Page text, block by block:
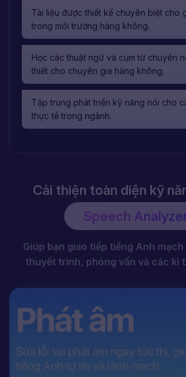
Tài liệu được thiết kế chuyên biệt cho
trong môi trường hàng không.
Học các thuật ngữ và cụm từ chuyên
thiết cho chuyên gia hàng không.
Tập trung phát triển kỹ năng nói cho
thực tế trong ngành.
Tài liệu bám sát cấu trúc và dạng câu
quốc tịch Mỹ.
Nắm vững các chủ đề quan trọng như
pháp và hệ thống chính phủ Hoa Kỳ.
Luyện tập toàn diện để trả lời trôi chảy
phỏng vấn.
Cải thiện toàn diện kỹ
Speech Analyzer
Giúp bạn giao tiếp tiếng Anh
thuyết trình, phỏng vấn và các kì